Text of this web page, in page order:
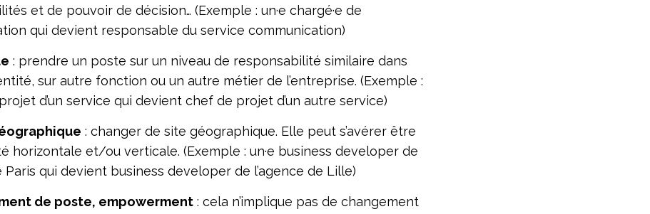
et de pouvoir de décision… (Exemple : un·e chargé·e de
qui devient responsable du service communication)
: prendre un poste sur un niveau de responsabilité similaire dans
sur autre fonction ou un autre métier de l’entreprise. (Exemple :
d’un service qui devient chef de projet d’un autre service)
: changer de site géographique. Elle peut s’avérer être
horizontale et/ou verticale. (Exemple : un·e business developer de
Paris qui devient business developer de l’agence de Lille)
de poste, empowerment: cela n’implique pas de changement